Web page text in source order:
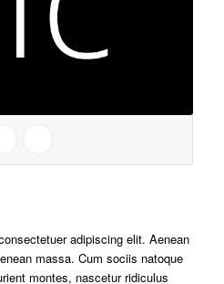
adipiscing elit. Aenean
massa. Cum sociis natoque
montes, nascetur ridiculus